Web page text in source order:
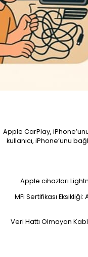
Apple CarPlay,
kullanıcı, iPhone’unu
Apple cihazları
MFi Sertifikası
Veri Hattı Olmayan